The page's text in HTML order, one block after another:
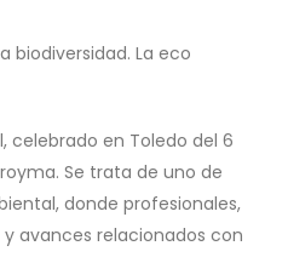
biodiversidad. La eco
celebrado en Toledo del 6
Se trata de uno de
donde profesionales,
avances relacionados con